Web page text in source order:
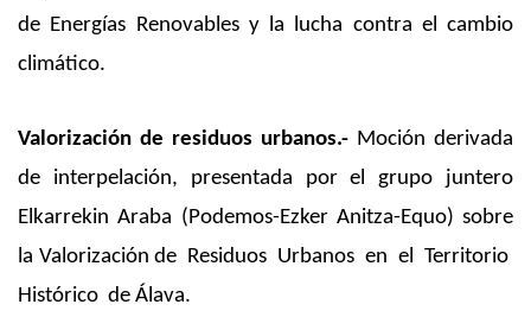
de Energías Renovables y la lucha contra el cambio
climático.
Valorización de residuos urbanos.- Moción derivada
de interpelación, presentada por el grupo juntero
Elkarrekin Araba (Podemos-Ezker Anitza-Equo) sobre
la Valorización de Residuos Urbanos en el Territorio
Histórico de Álava.